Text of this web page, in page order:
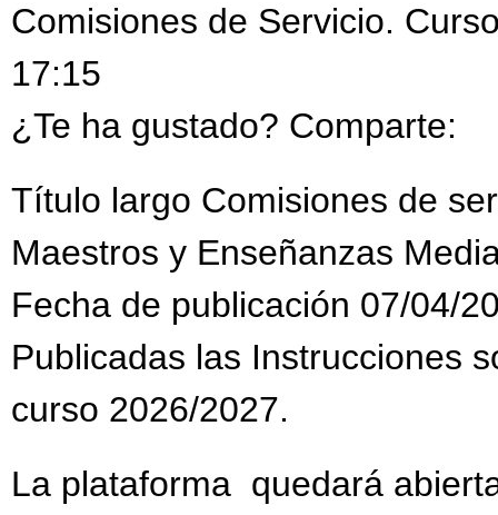
Comisiones de Servicio.
17:15
¿Te ha gustado? Comparte:
Título largo Comisiones de
Maestros y Enseñanzas
Fecha de publicación 07/04/
Publicadas las Instrucciones
curso 2026/2027.
La plataforma quedará